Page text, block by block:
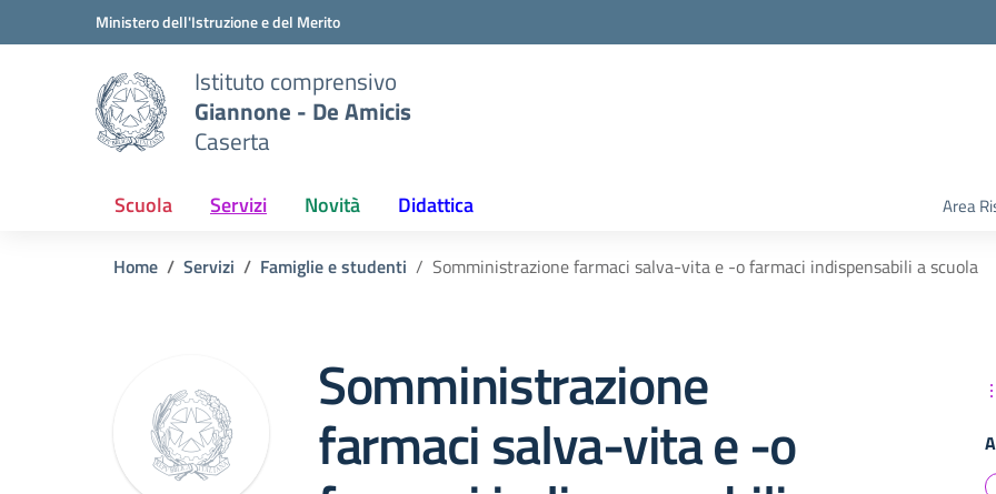
Vai ai contenuti
Vai al menu di navigazioneMinistero dell'Istruzione e del Merito
Istituto comprensivo
Giannone - De Amicis
Caserta
Scuola Servizi Novità Didattica Area
Home Servizi Famiglie e studenti Somministrazione farmaci salva-vita e -o farmaci indispensabili a scuola
Somministrazione
farmaci salva-vita e -o